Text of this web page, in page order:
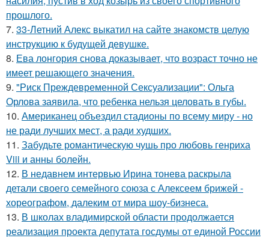
прошлого.
7. 33-Летний Алекс выкатил на сайте знакомств целую
инструкцию к будущей девушке.
8. Ева лонгория снова доказывает, что возраст точно не
имеет решающего значения.
9. "Риск Преждевременной Сексуализации": Ольга
Орлова заявила, что ребенка нельзя целовать в губы.
10. Американец объездил стадионы по всему миру - но
не ради лучших мест, а ради худших.
11. Забудьте романтическую чушь про любовь генриха
Viii и анны болейн.
12. В недавнем интервью Ирина тонева раскрыла
детали своего семейного союза с Алексеем брижей -
хореографом, далеким от мира шоу-бизнеса.
13. В школах владимирской области продолжается
реализация проекта депутата госдумы от единой России